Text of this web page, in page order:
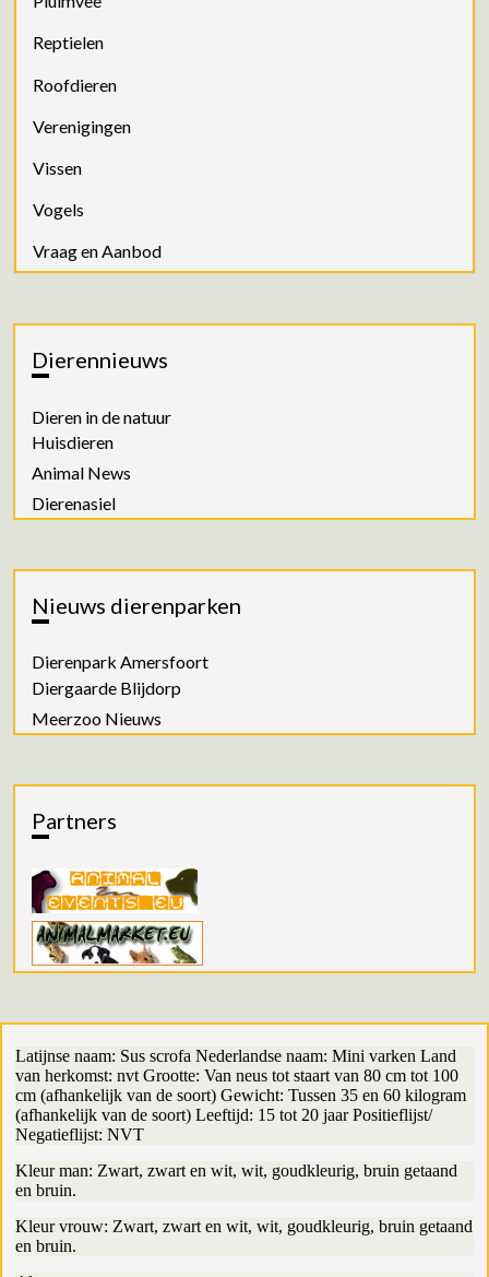
Reptielen
Roofdieren
Verenigingen
Vissen
Vogels
Vraag en Aanbod
Dierennieuws
Dieren in de natuur
Huisdieren
Animal News
Dierenasiel
Nieuws dierenparken
Dierenpark Amersfoort
Diergaarde Blijdorp
Meerzoo Nieuws
Partners
Latijnse naam: Sus scrofa Nederlandse naam: Mini varken Land
van herkomst: nvt Grootte: Van neus tot staart van 80 cm tot 100
cm (afhankelijk van de soort) Gewicht: Tussen 35 en 60 kilogram
(afhankelijk van de soort) Leeftijd: 15 tot 20 jaar Positieflijst/
Negatieflijst: NVT
Kleur man: Zwart, zwart en wit, wit, goudkleurig, bruin getaand
en bruin.
Kleur vrouw: Zwart, zwart en wit, wit, goudkleurig, bruin getaand
en bruin.